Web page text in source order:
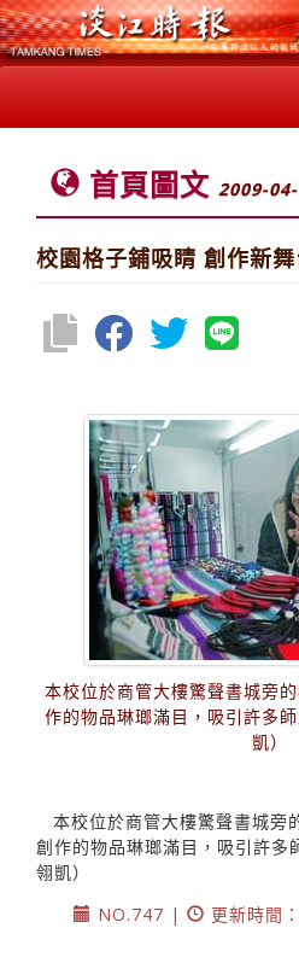
首頁圖文 2009-
校園格子鋪吸睛 創作新
本校位於商管大樓驚聲書城旁
作的物品琳瑯滿目，吸引許多
凱）
本校位於商管大樓驚聲書城旁
創作的物品琳瑯滿目，吸引許
翎凱）
NO.747 |
更新時間